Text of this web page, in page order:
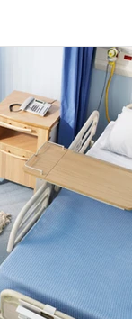
報 お知らせ
その他保